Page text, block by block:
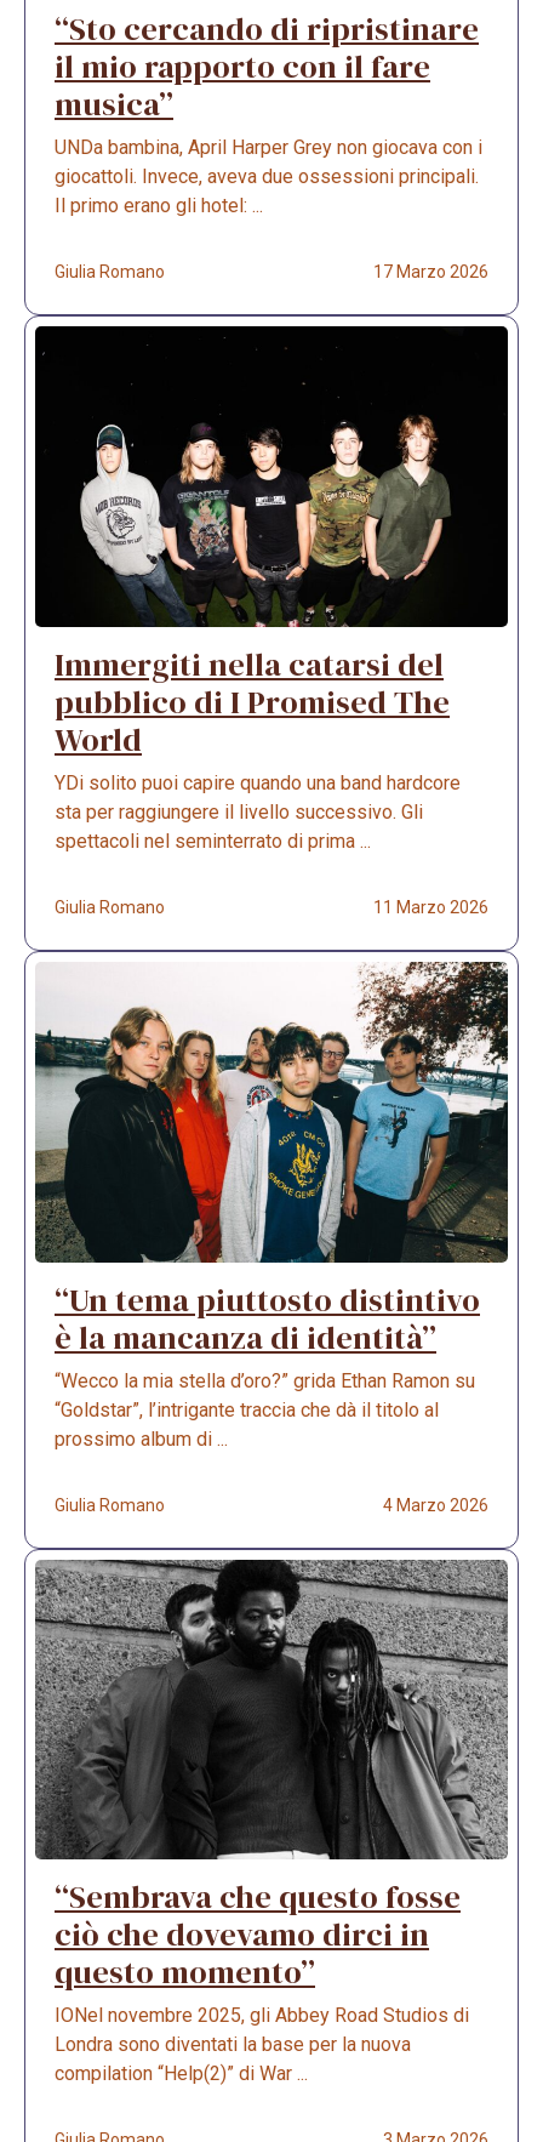
“Sto cercando di ripristinare
il mio rapporto con il fare
musica”
UNDa bambina, April Harper Grey non giocava con i
giocattoli. Invece, aveva due ossessioni principali.
Il primo erano gli hotel: ...
Giulia Romano 17 Marzo 2026
Immergiti nella catarsi del
pubblico di I Promised The
World
YDi solito puoi capire quando una band hardcore
sta per raggiungere il livello successivo. Gli
spettacoli nel seminterrato di prima ...
Giulia Romano 11 Marzo 2026
“Un tema piuttosto distintivo
è la mancanza di identità”
“Wecco la mia stella d’oro?” grida Ethan Ramon su
“Goldstar”, l’intrigante traccia che dà il titolo al
prossimo album di ...
Giulia Romano 4 Marzo 2026
“Sembrava che questo fosse
ciò che dovevamo dirci in
questo momento”
IONel novembre 2025, gli Abbey Road Studios di
Londra sono diventati la base per la nuova
compilation “Help(2)” di War ...